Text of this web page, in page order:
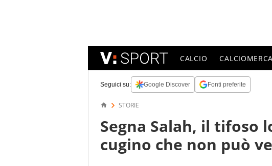
CALCIO
Seguici su: Google Discover Fonti preferite
STORIE
Segna Salah, il tifoso
cugino che non può